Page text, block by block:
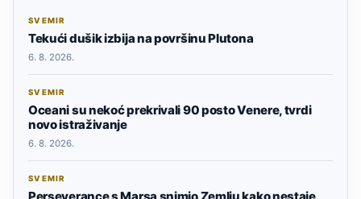
SVEMIR
Tekući dušik izbija na površinu Plutona
6. 8. 2026.
SVEMIR
Oceani su nekoć prekrivali 90 posto Venere, tvrdi
novo istraživanje
6. 8. 2026.
SVEMIR